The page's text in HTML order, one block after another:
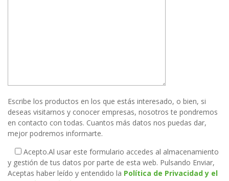
Escribe los productos en los que estás interesado, o bien, si
deseas visitarnos y conocer empresas, nosotros te pondremos
en contacto con todas. Cuantos más datos nos puedas dar,
mejor podremos informarte.
Acepto.Al usar este formulario accedes al almacenamiento
y gestión de tus datos por parte de esta web. Pulsando Enviar,
Aceptas haber leído y entendido la Política de Privacidad y el